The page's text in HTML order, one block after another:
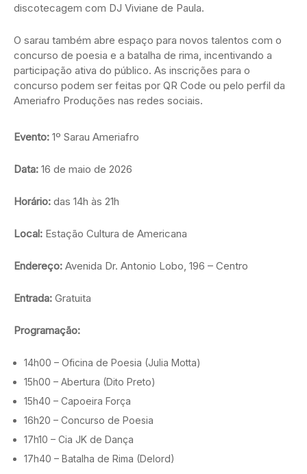
discotecagem com DJ Viviane de Paula.
O sarau também abre espaço para novos talentos com o
concurso de poesia e a batalha de rima, incentivando a
participação ativa do público. As inscrições para o
concurso podem ser feitas por QR Code ou pelo perfil da
Ameriafro Produções nas redes sociais.
Evento: 1º Sarau Ameriafro
Data: 16 de maio de 2026
Horário: das 14h às 21h
Local: Estação Cultura de Americana
Endereço: Avenida Dr. Antonio Lobo, 196 – Centro
Entrada: Gratuita
Programação:
14h00 – Oficina de Poesia (Julia Motta)
15h00 – Abertura (Dito Preto)
15h40 – Capoeira Força
16h20 – Concurso de Poesia
17h10 – Cia JK de Dança
17h40 – Batalha de Rima (Delord)